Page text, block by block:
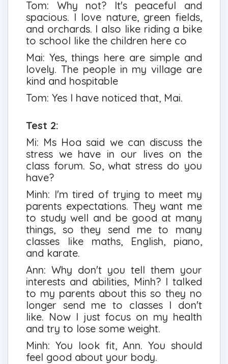
Tom: Why not? It's peaceful and
spacious. I love nature, green fields,
and orchards. I also like riding a bike
to school like the children here co
Mai: Yes, things here are simple and
lovely. The people in my village are
kind and hospitable
Tom: Yes I have noticed that, Mai.
Test 2:
Mi: Ms Hoa said we can discuss the
stress we have in our lives on the
class forum. So, what stress do you
have?
Minh: I'm tired of trying to meet my
parents expectations. They want me
to study well and be good at many
things, so they send me to many
classes like maths, English, piano,
and karate.
Ann: Why don't you tell them your
interests and abilities, Minh? I talked
to my parents about this so they no
longer send me to classes I don't
like. Now I just focus on my health
and try to lose some weight.
Minh: You look fit, Ann. You should
feel good about your body.